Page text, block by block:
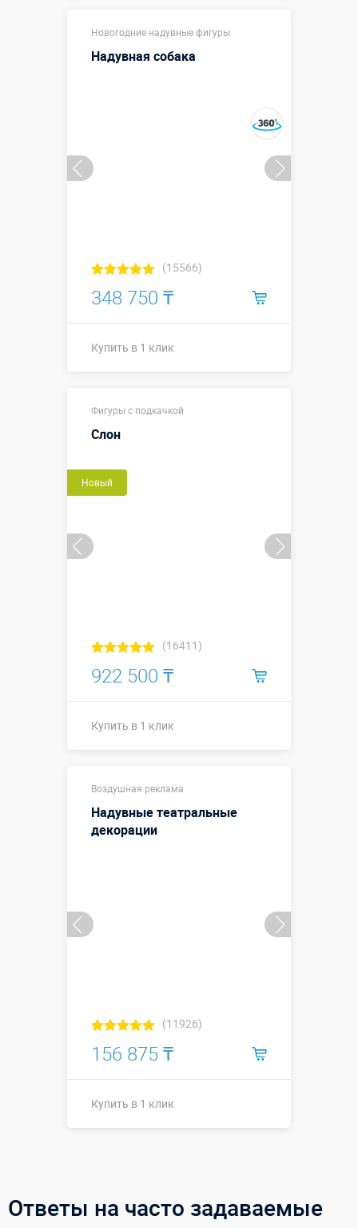
Больше деталей →
Смотреть видео
Новогодние надувные фигуры
Надувная собака
(15566)
348 750 ₸
Купить в 1 клик
Больше деталей →
Фигуры с подкачкой
Слон
Новый
(16411)
922 500 ₸
Купить в 1 клик
Воздушная реклама
Надувные театральные
декорации
(11926)
156 875 ₸
Купить в 1 клик
Ответы на часто задаваемые